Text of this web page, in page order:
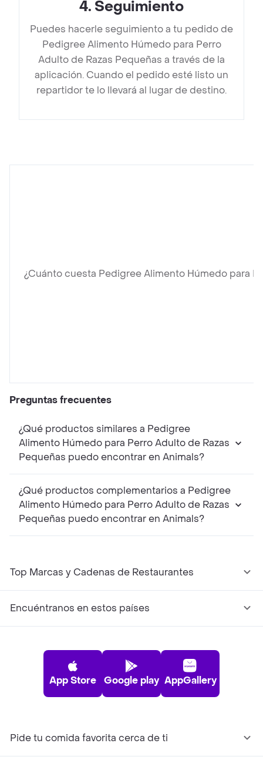
4. Seguimiento
Puedes hacerle seguimiento a tu pedido de
Pedigree Alimento Húmedo para Perro
Adulto de Razas Pequeñas a través de la
aplicación. Cuando el pedido esté listo un
repartidor te lo llevará al lugar de destino.
¿Cuánto cuesta Pedigree Alimento Húmedo para
Preguntas frecuentes
¿Qué productos similares a Pedigree
Alimento Húmedo para Perro Adulto de Razas
Pequeñas puedo encontrar en Animals?
¿Qué productos complementarios a Pedigree
Alimento Húmedo para Perro Adulto de Razas
Pequeñas puedo encontrar en Animals?
Top Marcas y Cadenas de Restaurantes
Encuéntranos en estos países
App Store Google play AppGallery
Pide tu comida favorita cerca de ti